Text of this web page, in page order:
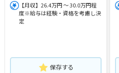
【月収】26.4万円 ～ 30.0万円程
度※給与は経験・資格を考慮し決
定
保存する